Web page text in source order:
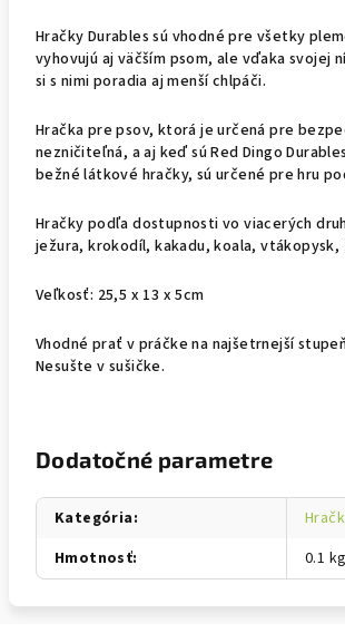
Hračky Durables sú vhodné pre všetky
vyhovujú aj väčším psom, ale vďaka svojej
si s nimi poradia aj menší chlpáči.
Hračka pre psov, ktorá je určená pre
nezničiteľná, a aj keď sú Red Dingo
bežné látkové hračky, sú určené pre hru
Hračky podľa dostupnosti vo viacerých
ježura, krokodíl, kakadu, koala,
Veľkosť: 25,5 x 13 x 5cm
Vhodné prať v práčke na najšetrnejší
Nesušte v sušičke.
Dodatočné parametre
Kategória:
Hmotnosť: 0.1 kg